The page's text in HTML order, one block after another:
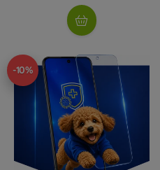
-10%